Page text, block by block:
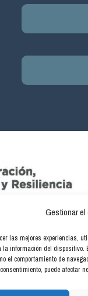
Gestionar
las mejores experiencias,
la información del
el comportamiento de
puede afectar
renovable,
financiado por